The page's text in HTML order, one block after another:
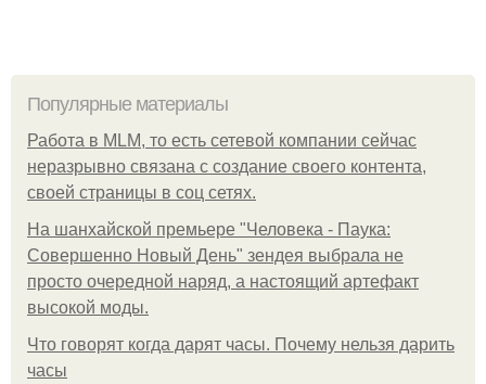
Популярные материалы
Работа в MLM, то есть сетевой компании сейчас
неразрывно связана с создание своего контента,
своей страницы в соц сетях.
На шанхайской премьере "Человека - Паука:
Совершенно Новый День" зендея выбрала не
просто очередной наряд, а настоящий артефакт
высокой моды.
Что говорят когда дарят часы. Почему нельзя дарить
часы